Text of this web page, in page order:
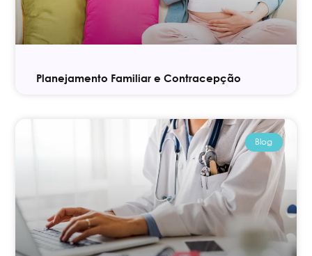
Planejamento Familiar e Contracepção
Blog